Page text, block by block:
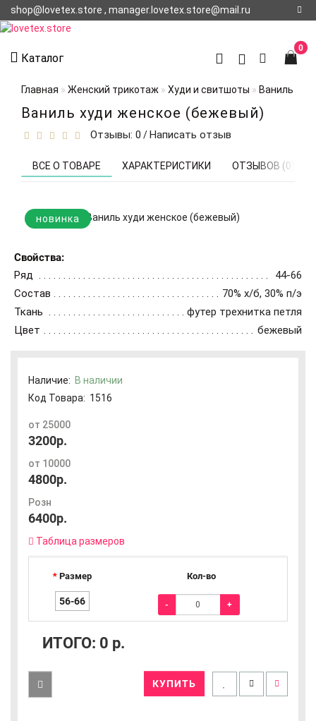
shop@lovetex.store , manager.lovetex.store@mail.ru
О НАС
О
ДОСТАВКЕ
Каталог
0
Главная Женский трикотаж Худи и свитшоты Ваниль
Ваниль худи женское (бежевый)
Отзывы: 0 /Написать отзыв
ВСЕ О ТОВАРЕ ХАРАКТЕРИСТИКИ ОТЗЫВОВ (0)
новинка
Свойства:
Ряд
44-66
Состав
70% х/б, 30% п/э
Ткань
футер трехнитка петля
Цвет
бежевый
Наличие: В наличии
Код Товара: 1516
от 25000
3200р.
от 10000
4800р.
Розн
6400р.
Таблица размеров
Размер Кол-во
56-66 - +
ИТОГО: 0 р.
КУПИТЬ